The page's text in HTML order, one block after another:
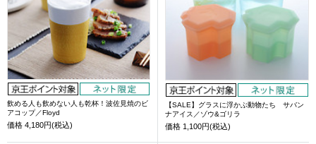
飲める人も飲めない人も乾杯！波佐見焼のビ
アコップ／Floyd
価格 4,180円(税込)
【SALE】グラスに浮かぶ動物たち サバン
ナアイス／ゾウ&ゴリラ
価格 1,100円(税込)